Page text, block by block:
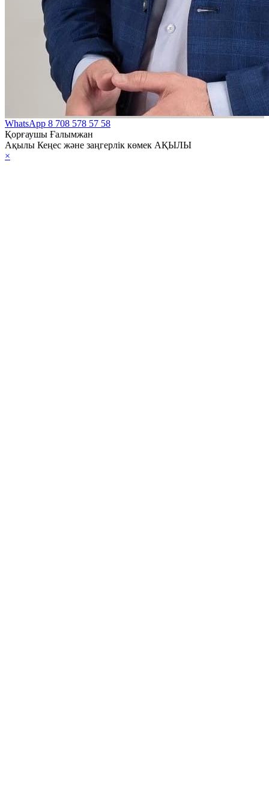
WhatsApp 8 708 578 57 58
Қорғаушы Ғалымжан
Ақылы Кеңес және заңгерлік көмек АҚЫЛЫ
×